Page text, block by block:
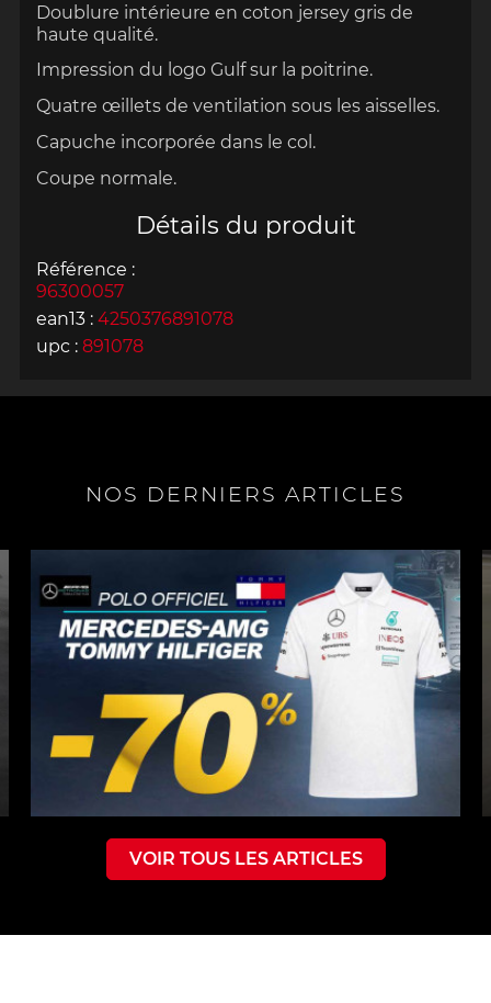
Doublure intérieure en coton jersey gris de
haute qualité.
Impression du logo Gulf sur la poitrine.
Quatre œillets de ventilation sous les aisselles.
Capuche incorporée dans le col.
Coupe normale.
Détails du produit
Référence :
96300057
ean13 : 4250376891078
upc : 891078
NOS DERNIERS ARTICLES
VOIR TOUS LES ARTICLES